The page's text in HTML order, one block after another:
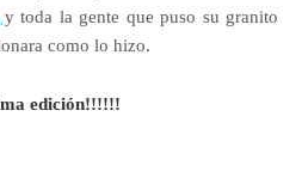
y toda la gente que puso su granito
como lo hizo.
edición!!!!!!